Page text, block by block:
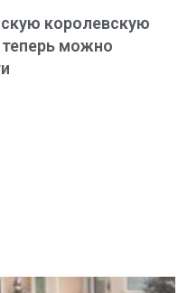
королевскую
можно